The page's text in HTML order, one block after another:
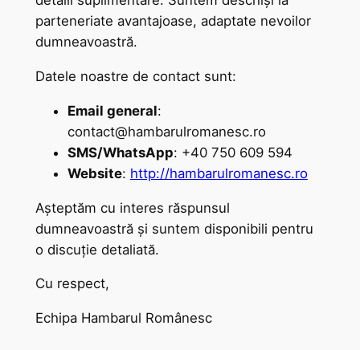
parteneriate avantajoase, adaptate nevoilor
dumneavoastră.
Datele noastre de contact sunt:
Email general:
contact@hambarulromanesc.ro
SMS/WhatsApp: +40 750 609 594
Website: http://hambarulromanesc.ro
Așteptăm cu interes răspunsul
dumneavoastră și suntem disponibili pentru
o discuție detaliată.
Cu respect,
Echipa Hambarul Românesc